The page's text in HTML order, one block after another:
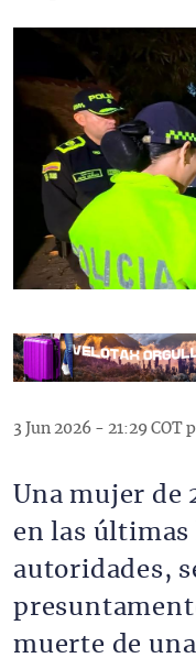
3 Jun 2026 - 21:29 COT
Una mujer de
en las últimas
autoridades,
muerte de